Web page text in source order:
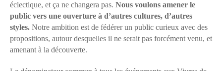
éclectique, et ça ne changera pas. Nous voulons amener le
public vers une ouverture à d’autres cultures, d’autres
styles. Notre ambition est de fédérer un public curieux avec des
propositions, autour desquelles il ne serait pas forcément venu, et
amenant à la découverte.